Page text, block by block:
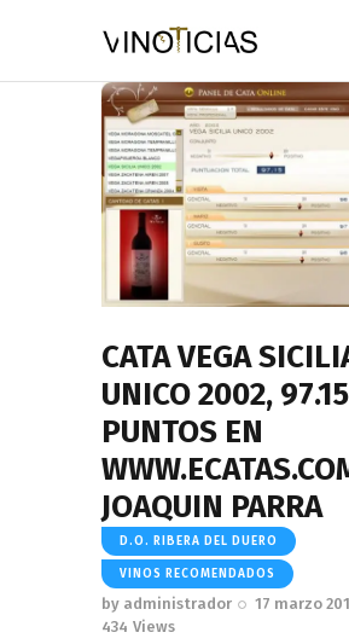
CATA VEGA
UNICO 2002, 97.15
PUNTOS EN
JOAQUIN PARRA
D.O. RIBERA DEL DUERO
VINOS RECOMENDADOS
by administrador
17 marzo
434 Views